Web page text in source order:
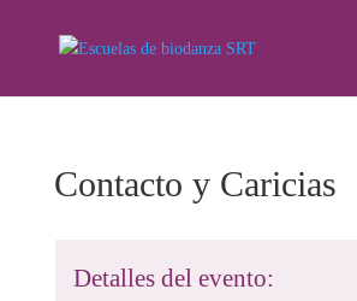
Contacto y Caricias
Detalles del evento: